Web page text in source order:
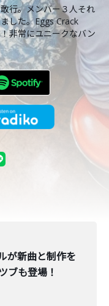
行。メンバー３人それ
した。Eggs Crack
非常にユニークなバン
が新曲と制作を
ブも登場！